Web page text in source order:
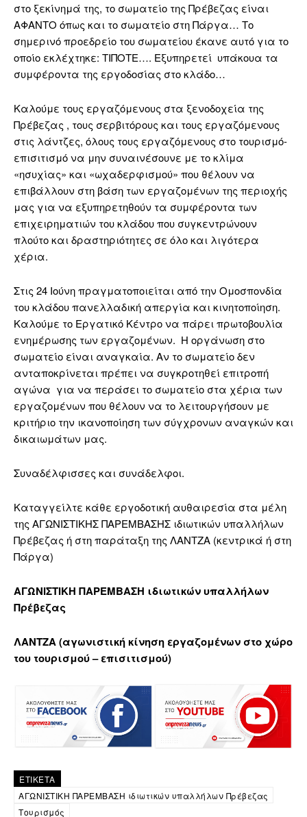
στο ξεκίνημά της, το σωματείο της Πρέβεζας είναι
ΑΦΑΝΤΟ όπως και το σωματείο στη Πάργα… Το
σημερινό προεδρείο του σωματείου έκανε αυτό για το
οποίο εκλέχτηκε: ΤΙΠΟΤΕ…. Εξυπηρετεί υπάκουα τα
συμφέροντα της εργοδοσίας στο κλάδο…
Καλούμε τους εργαζόμενους στα ξενοδοχεία της
Πρέβεζας , τους σερβιτόρους και τους εργαζόμενους
στις λάντζες, όλους τους εργαζόμενους στο τουρισμό-
επισιτισμό να μην συναινέσουνε με το κλίμα
«ησυχίας» και «ωχαδερφισμού» που θέλουν να
επιβάλλουν στη βάση των εργαζομένων της περιοχής
μας για να εξυπηρετηθούν τα συμφέροντα των
επιχειρηματιών του κλάδου που συγκεντρώνουν
πλούτο και δραστηριότητες σε όλο και λιγότερα
χέρια.
Στις 24 Ιούνη πραγματοποιείται από την Ομοσπονδία
του κλάδου πανελλαδική απεργία και κινητοποίηση.
Καλούμε το Εργατικό Κέντρο να πάρει πρωτοβουλία
ενημέρωσης των εργαζομένων. H οργάνωση στο
σωματείο είναι αναγκαία. Αν το σωματείο δεν
ανταποκρίνεται πρέπει να συγκροτηθεί επιτροπή
αγώνα για να περάσει το σωματείο στα χέρια των
εργαζομένων που θέλουν να το λειτουργήσουν με
κριτήριο την ικανοποίηση των σύγχρονων αναγκών και
δικαιωμάτων μας.
Συναδέλφισσες και συνάδελφοι.
Καταγγείλτε κάθε εργοδοτική αυθαιρεσία στα μέλη
της ΑΓΩΝΙΣΤΙΚΗΣ ΠΑΡΕΜΒΑΣΗΣ ιδιωτικών υπαλλήλων
Πρέβεζας ή στη παράταξη της ΛΑΝΤΖΑ (κεντρικά ή στη
Πάργα)
ΑΓΩΝΙΣΤΙΚΗ ΠΑΡΕΜΒΑΣΗ ιδιωτικών υπαλλήλων
Πρέβεζας
ΛΑΝΤΖΑ(αγωνιστική κίνηση εργαζομένων στο χώρο
του τουρισμού – επισιτισμού)
ΕΤΙΚΕΤΑ
ΑΓΩΝΙΣΤΙΚΗ ΠΑΡΕΜΒΑΣΗ ιδιωτικών υπαλλήλων Πρέβεζας
Τουρισμός